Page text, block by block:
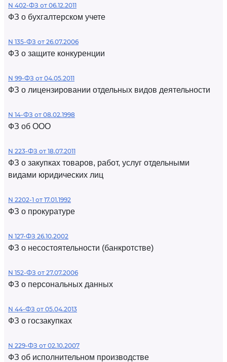
N 402-ФЗ от 06.12.2011
ФЗ о бухгалтерском учете
N 135-ФЗ от 26.07.2006
ФЗ о защите конкуренции
N 99-ФЗ от 04.05.2011
ФЗ о лицензировании отдельных видов деятельности
N 14-ФЗ от 08.02.1998
ФЗ об ООО
N 223-ФЗ от 18.07.2011
ФЗ о закупках товаров, работ, услуг отдельными
видами юридических лиц
N 2202-1 от 17.01.1992
ФЗ о прокуратуре
N 127-ФЗ 26.10.2002
ФЗ о несостоятельности (банкротстве)
N 152-ФЗ от 27.07.2006
ФЗ о персональных данных
N 44-ФЗ от 05.04.2013
ФЗ о госзакупках
N 229-ФЗ от 02.10.2007
ФЗ об исполнительном производстве